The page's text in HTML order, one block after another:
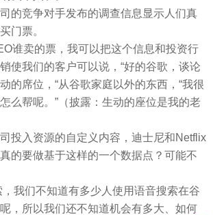
的竞争对手发布的调查信息显示人们真
门票。
谁卖的票，我可以把这个信息和投资行
使我们的客户可以说，“好的谷歌，谈论
的席位，“从谷歌家庭以外的东西，“我很
么帮呢。”（披露：生动的座位是我的老
投入资源的自定义内容，迪士尼和Netflix
的要做基于这样的一个数据点？可能不
我们不知道有多少人使用语音搜索在谷
，所以我们还不知道机会有多大、如何